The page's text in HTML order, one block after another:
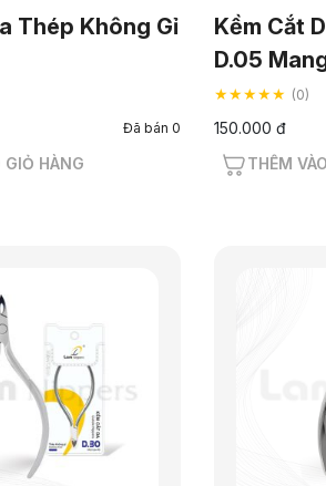
Thép Không Gỉ
Đã bán 0
GIỎ HÀNG
Kềm Cắt
D.05
★★★★★ (0)
150.000 đ
THÊM